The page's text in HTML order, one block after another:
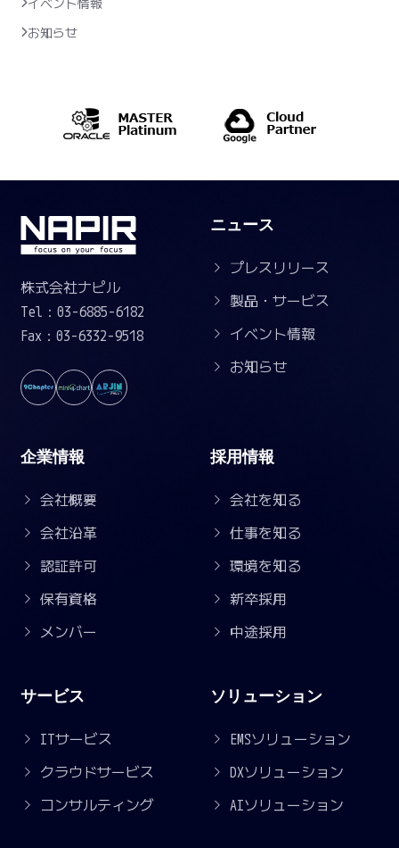
お知らせ
株式会社ナピル
Tel：03-6885-6182
Fax：03-6332-9518
ニュース
プレスリリース
製品・サービス
イベント情報
お知らせ
企業情報
会社概要
会社沿革
認証許可
保有資格
メンバー
採用情報
会社を知る
仕事を知る
環境を知る
新卒採用
中途採用
サービス
ITサービス
クラウドサービス
コンサルティング
ソリューション
EMSソリューション
DXソリューション
AIソリューション